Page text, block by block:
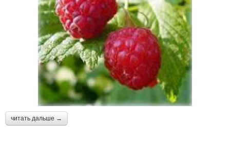
читать дальше →